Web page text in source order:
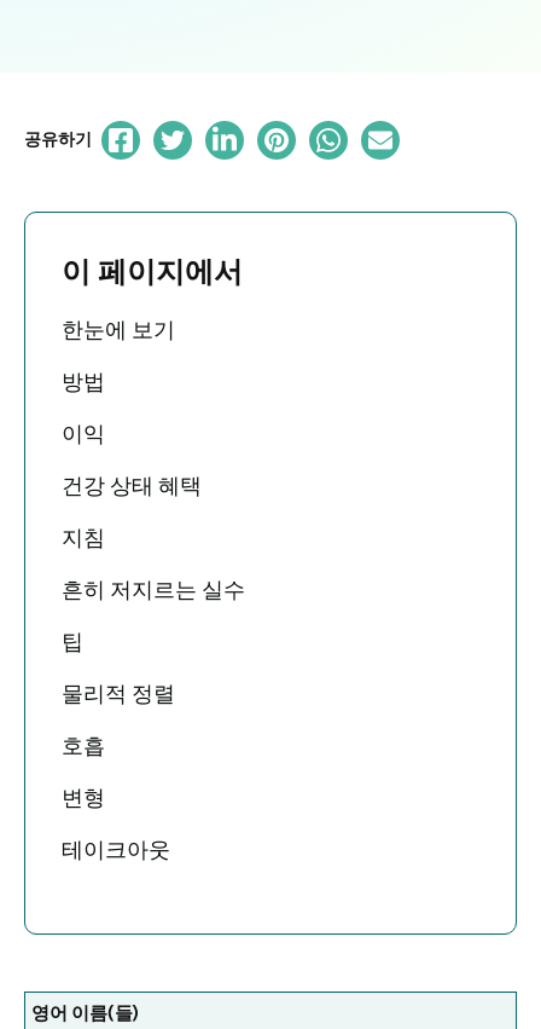
공유하기
이 페이지에서
한눈에 보기
방법
이익
건강 상태 혜택
지침
흔히 저지르는 실수
팁
물리적 정렬
호흡
변형
테이크아웃
영어 이름(들)